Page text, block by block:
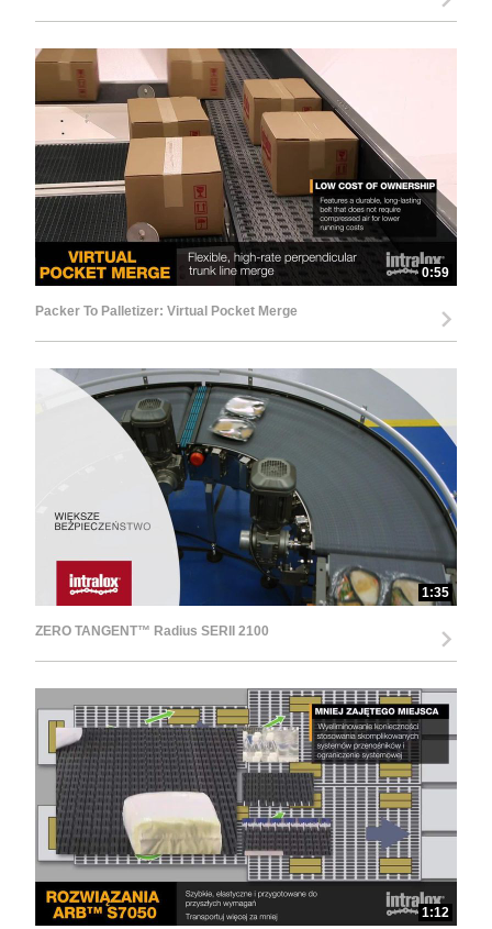
0:59
Packer To Palletizer: Virtual Pocket Merge
1:35
ZERO TANGENT™ Radius SERII 2100
1:12